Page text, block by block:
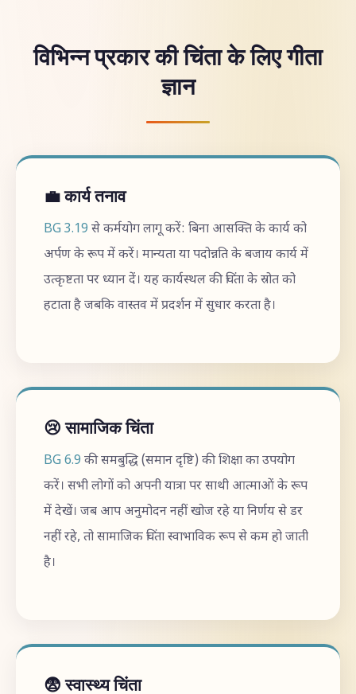
विभिन्न प्रकार की चिंता के लिए गीता
ज्ञान
💼 कार्य तनाव
BG 3.19 से कर्मयोग लागू करें: बिना आसक्ति के कार्य को
अर्पण के रूप में करें। मान्यता या पदोन्नति के बजाय कार्य में
उत्कृष्टता पर ध्यान दें। यह कार्यस्थल की चिंता के स्रोत को
हटाता है जबकि वास्तव में प्रदर्शन में सुधार करता है।
😢 सामाजिक चिंता
BG 6.9 की समबुद्धि (समान दृष्टि) की शिक्षा का उपयोग
करें। सभी लोगों को अपनी यात्रा पर साथी आत्माओं के रूप
में देखें। जब आप अनुमोदन नहीं खोज रहे या निर्णय से डर
नहीं रहे, तो सामाजिक चिंता स्वाभाविक रूप से कम हो जाती
है।
😨 स्वास्थ्य चिंता